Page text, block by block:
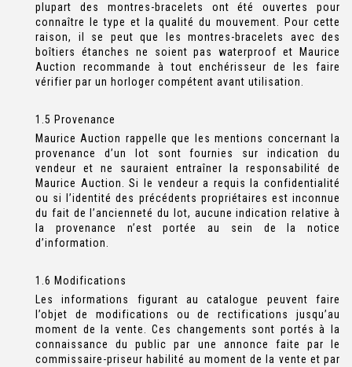
plupart des montres-bracelets ont été ouvertes pour
connaître le type et la qualité du mouvement. Pour cette
raison, il se peut que les montres-bracelets avec des
boîtiers étanches ne soient pas waterproof et Maurice
Auction recommande à tout enchérisseur de les faire
vérifier par un horloger compétent avant utilisation.
1.5 Provenance
Maurice Auction rappelle que les mentions concernant la
provenance d’un lot sont fournies sur indication du
vendeur et ne sauraient entraîner la responsabilité de
Maurice Auction. Si le vendeur a requis la confidentialité
ou si l’identité des précédents propriétaires est inconnue
du fait de l’ancienneté du lot, aucune indication relative à
la provenance n’est portée au sein de la notice
d’information.
1.6 Modifications
Les informations figurant au catalogue peuvent faire
l’objet de modifications ou de rectifications jusqu’au
moment de la vente. Ces changements sont portés à la
connaissance du public par une annonce faite par le
commissaire-priseur habilité au moment de la vente et par